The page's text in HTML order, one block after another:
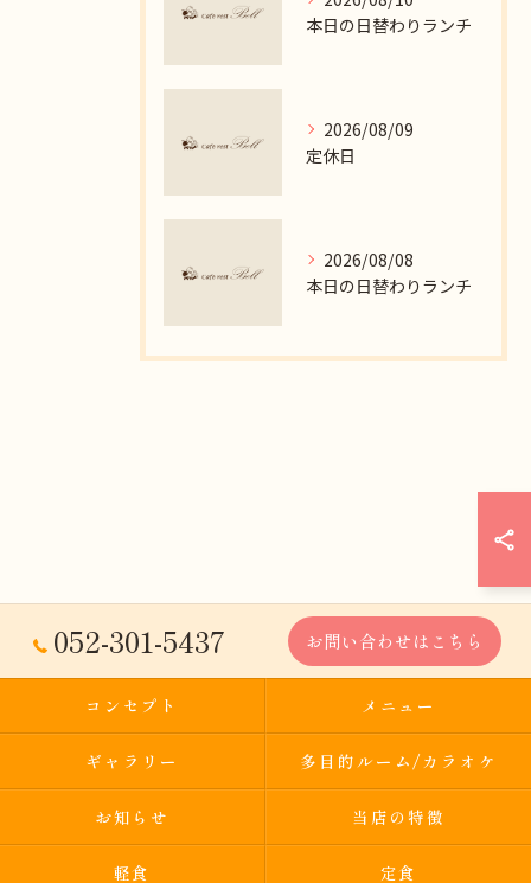
本日の日替わりランチ
2026/08/09
定休日
2026/08/08
本日の日替わりランチ
052-301-5437 お問い合わせはこちら
コンセプト メニュー
ギャラリー 多目的ルーム/カラオケ
お知らせ 当店の特徴
軽食 定食